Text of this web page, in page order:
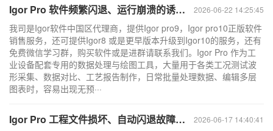
2026-06-22 14:25:45
Igor Pro 软件频繁闪退、运行崩溃的诱因与标准化防护手段
我司是Igor软件中国区代理商，提供Igor pro9，Igor pro10正版软件
销售服务，还可提供Igor8 或是更早版本升级到Igor10的服务，还有
免费微信学习群，购买软件或是进群请联系我们。Igor Pro 作为工
业设备配套专用的数据处理与绘图工具，大量用于各类工况测试波
形采集、数据对比、工艺报告制作，日常批量处理数据、编辑多层
图表时，容易出现无预···
2026-06-17 14:40:41
Igor Pro 工程文件损坏、自动闪退故障排查与数据防护规范